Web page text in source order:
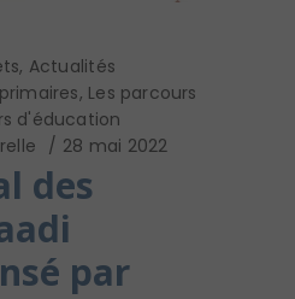
, Actualités
, Les parcours
d'éducation
28 mai 2022
des
par